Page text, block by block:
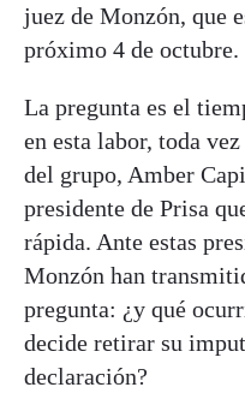
juez de Monzón, que
próximo 4 de octubre.
La pregunta es el
en esta labor, toda
del grupo, Amber
presidente de Prisa
rápida. Ante estas
Monzón han
pregunta: ¿y qué
decide retirar su
declaración?